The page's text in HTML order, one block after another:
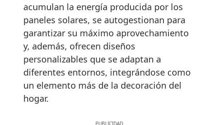
acumulan la energía producida por los
paneles solares, se autogestionan para
garantizar su máximo aprovechamiento
y, además, ofrecen diseños
personalizables que se adaptan a
diferentes entornos, integrándose como
un elemento más de la decoración del
hogar.